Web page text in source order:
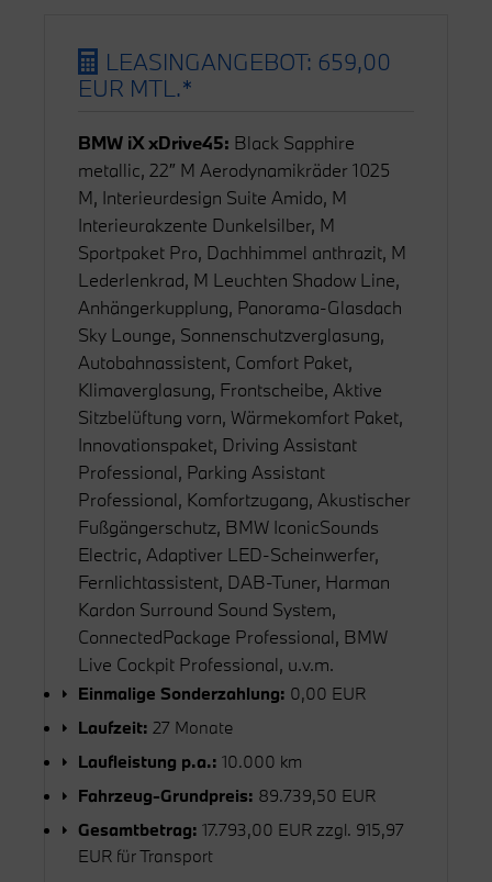
LEASINGANGEBOT: 659,00
EUR MTL.*
BMW iX xDrive45: Black Sapphire
metallic, 22″ M Aerodynamikräder 1025
M, Interieurdesign Suite Amido, M
Interieurakzente Dunkelsilber, M
Sportpaket Pro, Dachhimmel anthrazit, M
Lederlenkrad, M Leuchten Shadow Line,
Anhängerkupplung, Panorama-Glasdach
Sky Lounge, Sonnenschutzverglasung,
Autobahnassistent, Comfort Paket,
Klimaverglasung, Frontscheibe, Aktive
Sitzbelüftung vorn, Wärmekomfort Paket,
Innovationspaket, Driving Assistant
Professional, Parking Assistant
Professional, Komfortzugang, Akustischer
Fußgängerschutz, BMW IconicSounds
Electric, Adaptiver LED-Scheinwerfer,
Fernlichtassistent, DAB-Tuner, Harman
Kardon Surround Sound System,
ConnectedPackage Professional, BMW
Live Cockpit Professional, u.v.m.
Einmalige Sonderzahlung: 0,00 EUR
Laufzeit: 27 Monate
Laufleistung p.a.: 10.000 km
Fahrzeug-Grundpreis: 89.739,50 EUR
Gesamtbetrag: 17.793,00 EUR zzgl. 915,97
EUR für Transport